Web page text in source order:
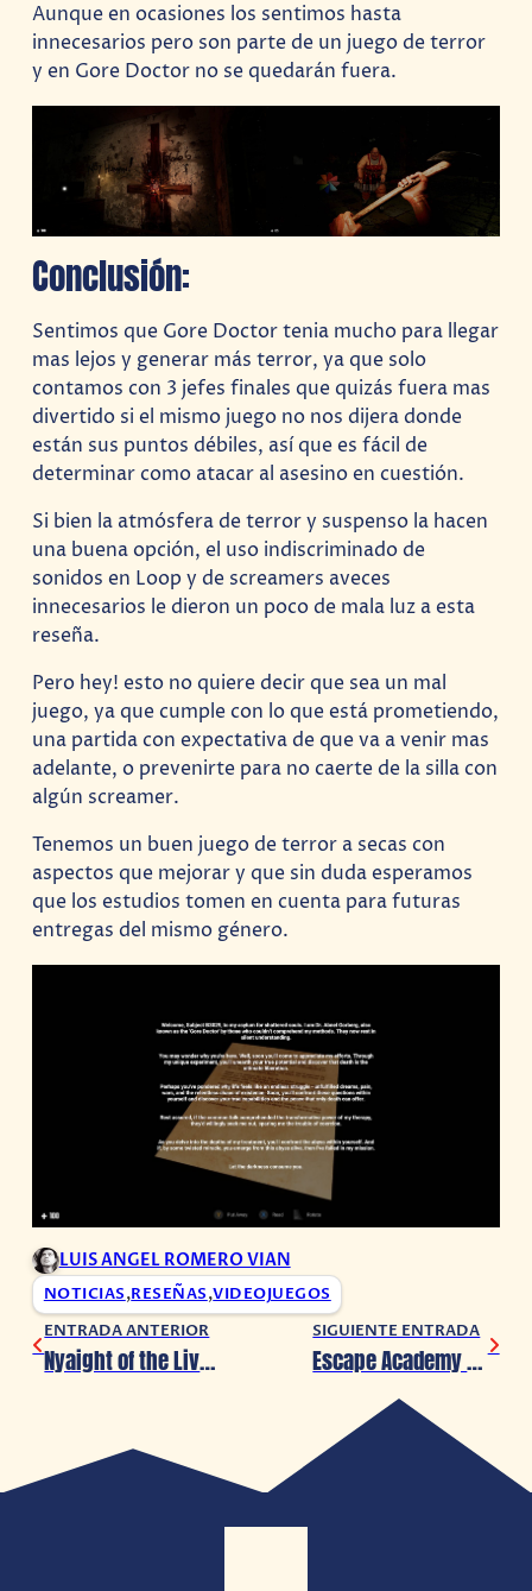
Aunque en ocasiones los sentimos hasta
innecesarios pero son parte de un juego de terror
y en Gore Doctor no se quedarán fuera.
Conclusión:
Sentimos que Gore Doctor tenia mucho para llegar
mas lejos y generar más terror, ya que solo
contamos con 3 jefes finales que quizás fuera mas
divertido si el mismo juego no nos dijera donde
están sus puntos débiles, así que es fácil de
determinar como atacar al asesino en cuestión.
Si bien la atmósfera de terror y suspenso la hacen
una buena opción, el uso indiscriminado de
sonidos en Loop y de screamers aveces
innecesarios le dieron un poco de mala luz a esta
reseña.
Pero hey! esto no quiere decir que sea un mal
juego, ya que cumple con lo que está prometiendo,
una partida con expectativa de que va a venir mas
adelante, o prevenirte para no caerte de la silla con
algún screamer.
Tenemos un buen juego de terror a secas con
aspectos que mejorar y que sin duda esperamos
que los estudios tomen en cuenta para futuras
entregas del mismo género.
LUIS ANGEL ROMERO VIAN
NOTICIAS,RESEÑAS,VIDEOJUEGOS
ENTRADA ANTERIOR
Nyaight of the Living Cat lanza nuevo avance
SIGUIENTE ENTRADA
Escape Academy 2 en el SGF 2025, una demo que redefine el escape room